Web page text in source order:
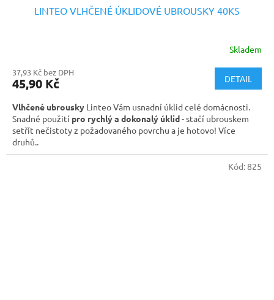
LINTEO VLHČENÉ ÚKLIDOVÉ UBROUSKY 40KS
Skladem
37,93 Kč bez DPH
45,90 Kč DETAIL
Vlhčené ubrousky Linteo Vám usnadní úklid celé domácnosti.
Snadné použití pro rychlý a dokonalý úklid- stačí ubrouskem
setřít nečistoty z požadovaného povrchu a je hotovo! Více
druhů..
Kód:825